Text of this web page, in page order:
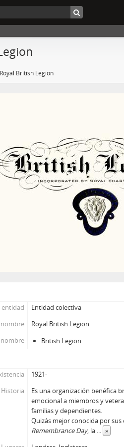
Royal British Legion
entidad
Entidad colectiva
Royal British Legion
British Legion
1921-
Historia
Es una organización benéfica
emocional a miembros y
familias y dependientes.
Quizás mejor conocida por
Remembrance Day, la ... »